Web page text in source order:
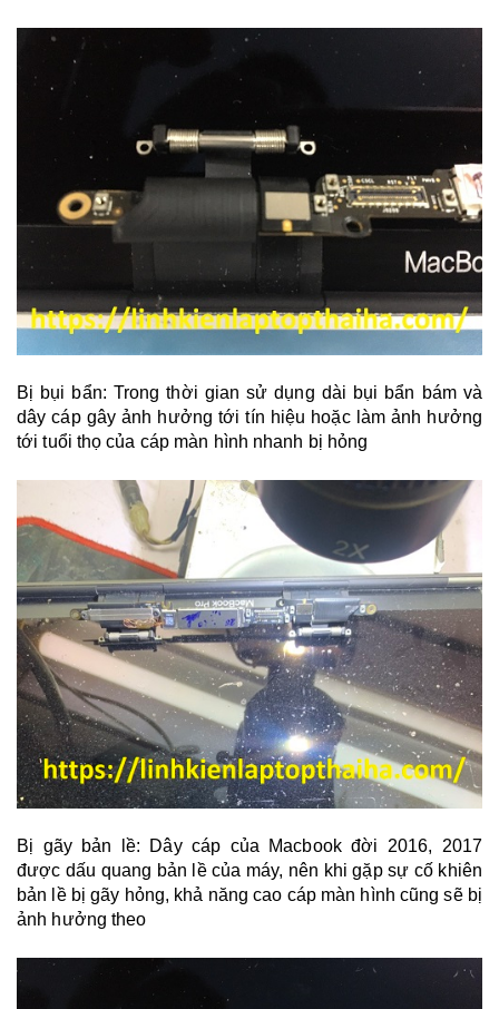
Bị bụi bẩn: Trong thời gian sử dụng dài bụi bẩn bám và
dây cáp gây ảnh hưởng tới tín hiệu hoặc làm ảnh hưởng
tới tuổi thọ của cáp màn hình nhanh bị hỏng
Bị gãy bản lề: Dây cáp của Macbook đời 2016, 2017
được dấu quang bản lề của máy, nên khi gặp sự cố khiên
bản lề bị gãy hỏng, khả năng cao cáp màn hình cũng sẽ bị
ảnh hưởng theo